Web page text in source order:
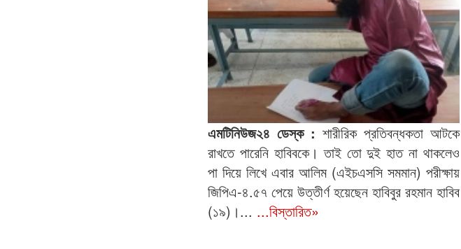
এমটিনিউজ২৪ ডেস্ক : শারীরিক প্রতিবন্ধকতা আটকে
রাখতে পারেনি হাবিবকে। তাই তো দুই হাত না থাকলেও
পা দিয়ে লিখে এবার আলিম (এইচএসসি সমমান) পরীক্ষায়
জিপিএ-৪.৫৭ পেয়ে উত্তীর্ণ হয়েছেন হাবিবুর রহমান হাবিব
(১৯)।... ...বিস্তারিত»